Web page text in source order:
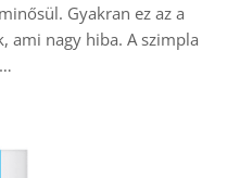
Gyakran ez az a
ami nagy hiba. A szimpla